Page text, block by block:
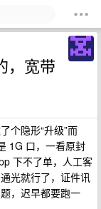
，宽带
个隐形“升级”而
1G 口，一看原封
下不了单，人工客
光就行了，证件讯
，迟早都要跑一